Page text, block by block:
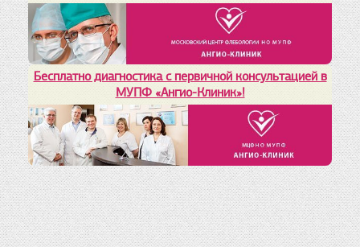
Бесплатно диагностика с первичной консультацией в
МУПФ «Ангио-Клиник»!